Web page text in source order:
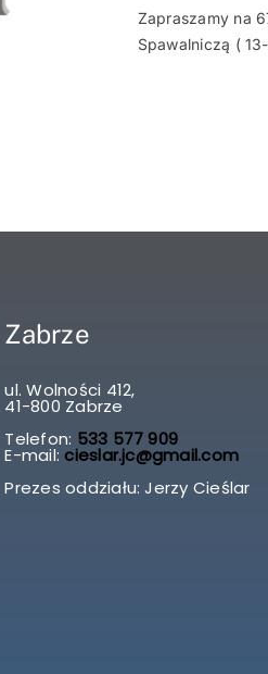
Zapraszamy na
Spawalniczą (
Zabrze
ul. Wolności 412,
41-800 Zabrze
Telefon: 533 577 909
E-mail: cieslar.jc@gmail.com
Prezes oddziału: Jerzy Cieślar